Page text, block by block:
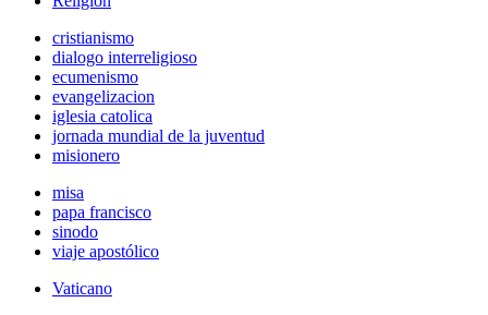
cristianismo
dialogo interreligioso
ecumenismo
evangelizacion
iglesia catolica
jornada mundial de la juventud
misionero
misa
papa francisco
sinodo
viaje apostólico
Vaticano